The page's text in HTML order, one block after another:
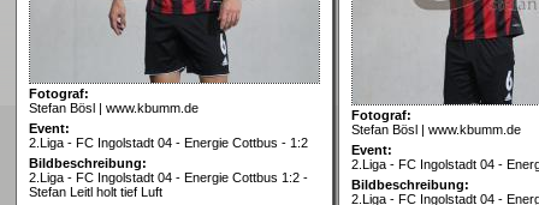
Fotograf:
Stefan Bösl | www.kbumm.de
Event:
2.Liga - FC Ingolstadt 04 - Energie Cottbus - 1:2
Bildbeschreibung:
2.Liga - FC Ingolstadt 04 - Energie Cottbus 1:2 -
Stefan Leitl holt tief Luft
Fotograf:
Stefan Bösl | www.kbumm.de
Event:
2.Liga - FC Ingolstadt 04 -
Bildbeschreibung:
2.Liga - FC Ingolstadt 04 -